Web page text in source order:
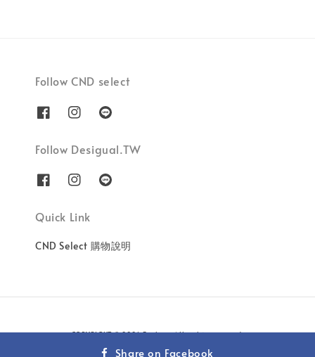
Follow CND select
Follow Desigual.TW
Quick Link
CND Select 購物說明
COPYRIGHT © 2026 Besbon. All rights reserved.
Share on Facebook